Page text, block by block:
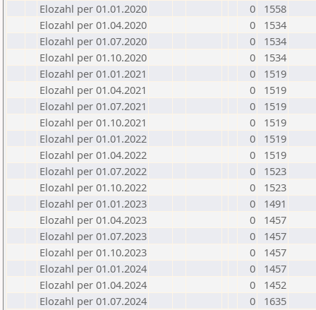
Elozahl per 01.01.2020
0
1558
Elozahl per 01.04.2020
0
1534
Elozahl per 01.07.2020
0
1534
Elozahl per 01.10.2020
0
1534
Elozahl per 01.01.2021
0
1519
Elozahl per 01.04.2021
0
1519
Elozahl per 01.07.2021
0
1519
Elozahl per 01.10.2021
0
1519
Elozahl per 01.01.2022
0
1519
Elozahl per 01.04.2022
0
1519
Elozahl per 01.07.2022
0
1523
Elozahl per 01.10.2022
0
1523
Elozahl per 01.01.2023
0
1491
Elozahl per 01.04.2023
0
1457
Elozahl per 01.07.2023
0
1457
Elozahl per 01.10.2023
0
1457
Elozahl per 01.01.2024
0
1457
Elozahl per 01.04.2024
0
1452
Elozahl per 01.07.2024
0
1635